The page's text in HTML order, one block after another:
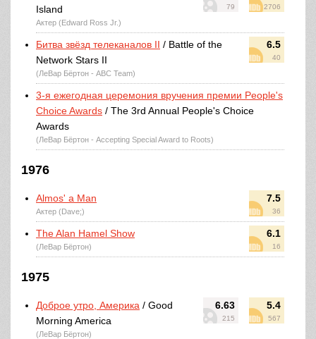
79 2706
Island
Актер (Edward Ross Jr.)
6.5
40
Битва звёзд телеканалов II / Battle of the
Network Stars II
(ЛеВар Бёртон - ABC Team)
3-я ежегодная церемония вручения премии People's
Choice Awards / The 3rd Annual People's Choice
Awards
(ЛеВар Бёртон - Accepting Special Award to Roots)
1976
7.5
36
Almos' a Man
Актер (Dave;)
6.1
16
The Alan Hamel Show
(ЛеВар Бёртон)
1975
6.63
215
5.4
567
Доброе утро, Америка / Good
Morning America
(ЛеВар Бёртон)